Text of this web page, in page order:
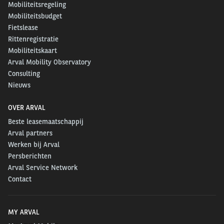
Mobiliteitsregeling
Mobiliteitsbudget
Fietslease
Rittenregistratie
Mobiliteitskaart
Arval Mobility Observatory
Consulting
Nieuws
OVER ARVAL
Beste leasemaatschappij
Arval partners
Werken bij Arval
Persberichten
Arval Service Network
Contact
MY ARVAL